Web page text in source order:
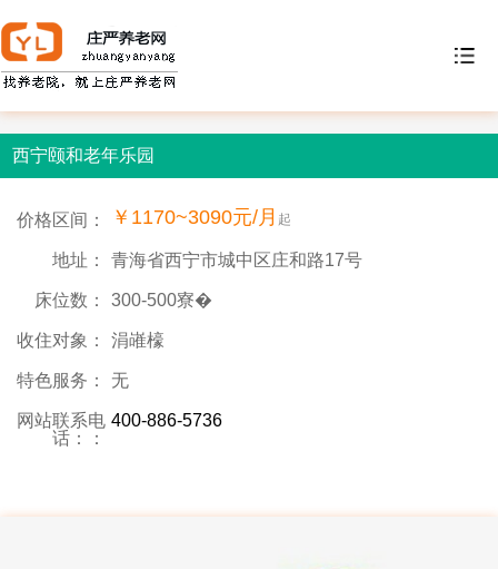
西宁颐和老年乐园
价格区间： ￥1170~3090元/月 起
地址： 青海省西宁市城中区庄和路17号
床位数： 300-500寮�
收住对象： 涓嶉檺
特色服务： 无
网站联系电
话：：
400-886-5736